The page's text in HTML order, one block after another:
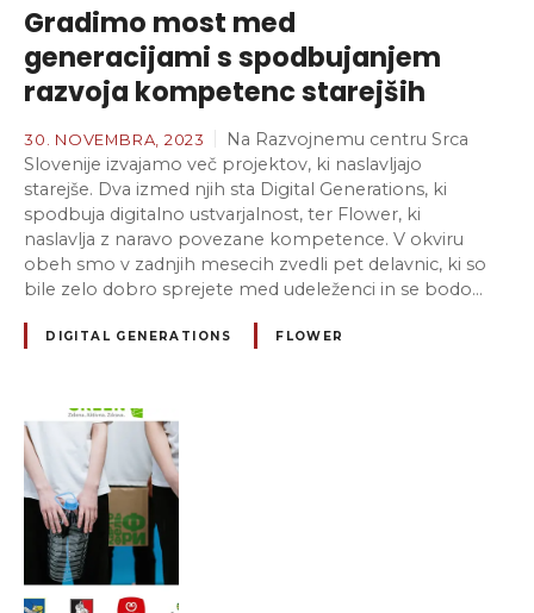
Gradimo most med
generacijami s spodbujanjem
razvoja kompetenc starejših
30. NOVEMBRA, 2023
Na Razvojnemu centru Srca
Slovenije izvajamo več projektov, ki naslavljajo
starejše. Dva izmed njih sta Digital Generations, ki
spodbuja digitalno ustvarjalnost, ter Flower, ki
naslavlja z naravo povezane kompetence. V okviru
obeh smo v zadnjih mesecih zvedli pet delavnic, ki so
bile zelo dobro sprejete med udeleženci in se bodo…
DIGITAL GENERATIONS FLOWER